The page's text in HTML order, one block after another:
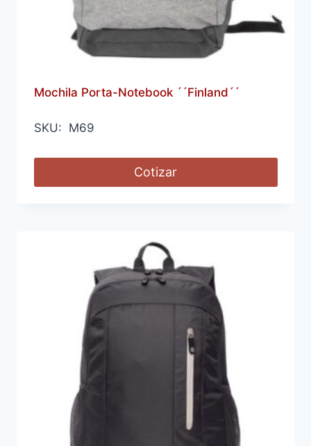
Mochila Porta-Notebook ´´Finland´´
SKU: M69
Cotizar